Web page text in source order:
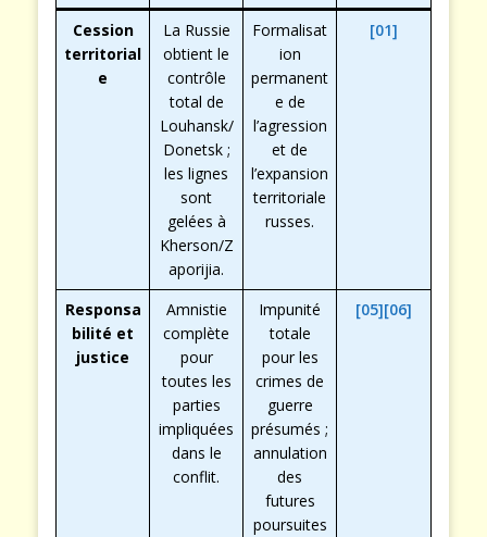
Cession
territorial
e
La Russie
obtient le
contrôle
total de
Louhansk/
Donetsk ;
les lignes
sont
gelées à
Kherson/Z
aporijia.
Formalisat
ion
permanent
e de
l’agression
et de
l’expansion
territoriale
russes.
[01]
Responsa
bilité et
justice
Amnistie
complète
pour
toutes les
parties
impliquées
dans le
conflit.
Impunité
totale
pour les
crimes de
guerre
présumés ;
annulation
des
futures
poursuites
[05][06]